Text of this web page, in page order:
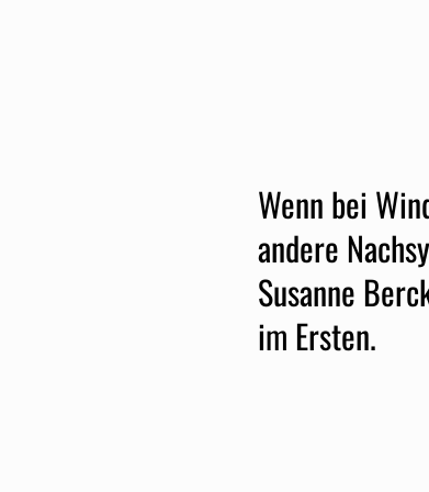
Wenn bei
andere
Susanne
im Ersten.